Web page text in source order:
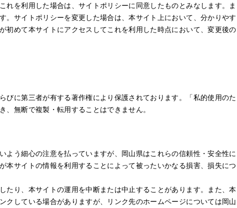
を利用した場合は、サイトポリシーに同意したものとみなします。ま
。サイトポリシーを変更した場合は、本サイト上において、分かりやす
初めて本サイトにアクセスしてこれを利用した時点において、変更後の
に第三者が有する著作権により保護されております。「私的使用のた
無断で複製・転用することはできません。
う細心の注意を払っていますが、岡山県はこれらの信頼性・安全性に
本サイトの情報を利用することによって被ったいかなる損害、損失につ
り、本サイトの運用を中断または中止することがあります。また、本
クしている場合がありますが、リンク先のホームページについては岡山